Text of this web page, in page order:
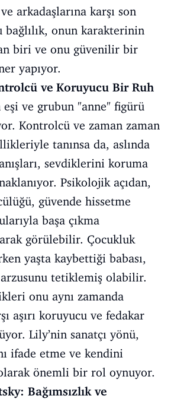
arkadaşlarına karşı son
bağlılık, onun karakterinin
biri ve onu güvenilir bir
yapıyor.
ve Koruyucu Bir Ruh
eşi ve grubun "anne" figürü
Kontrolcü ve zaman zaman
tanınsa da, aslında
sevdiklerini koruma
Psikolojik açıdan,
güvende hissetme
başa çıkma
görülebilir. Çocukluk
yaşta kaybettiği babası,
tetiklemiş olabilir.
onu aynı zamanda
aşırı koruyucu ve fedakar
Lily’nin sanatçı yönü,
ifade etme ve kendini
önemli bir rol oynuyor.
Bağımsızlık ve